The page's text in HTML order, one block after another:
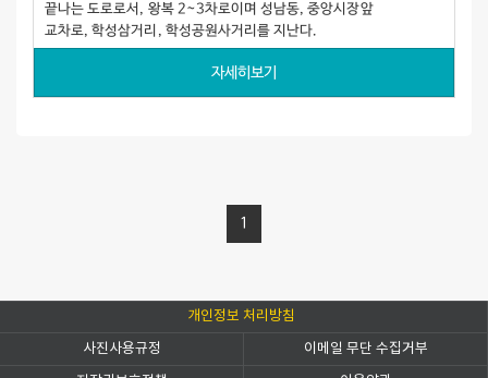
끝나는 도로로서, 왕복 2~3차로이며 성남동, 중앙시장앞
교차로, 학성삼거리, 학성공원사거리를 지난다.
자세히보기
1
개인정보 처리방침
사진사용규정
이메일 무단 수집거부